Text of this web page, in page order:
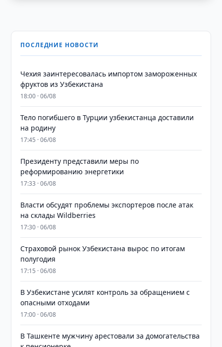
ПОСЛЕДНИЕ НОВОСТИ
Чехия заинтересовалась импортом замороженных
фруктов из Узбекистана
18:00 · 06/08
Тело погибшего в Турции узбекистанца доставили
на родину
17:45 · 06/08
Президенту представили меры по
реформированию энергетики
17:33 · 06/08
Власти обсудят проблемы экспортеров после атак
на склады Wildberries
17:30 · 06/08
Страховой рынок Узбекистана вырос по итогам
полугодия
17:15 · 06/08
В Узбекистане усилят контроль за обращением с
опасными отходами
17:00 · 06/08
В Ташкенте мужчину арестовали за домогательства